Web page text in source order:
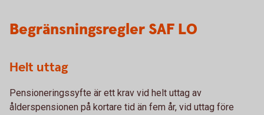
Begränsningsregler SAF LO
Helt uttag
Pensioneringssyfte är ett krav vid helt uttag av
ålderspensionen på kortare tid än fem år, vid uttag före